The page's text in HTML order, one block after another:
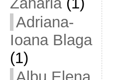
Adriana-
Ioana Blaga
(1)